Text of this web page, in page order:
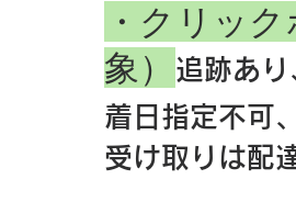
・クリッ
象）
追跡あ
着日指定不可
受け取りは配